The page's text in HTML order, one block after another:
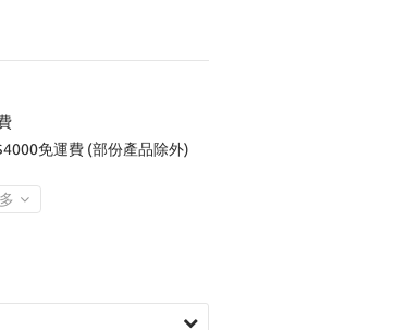
免運費 (部份產品除外)